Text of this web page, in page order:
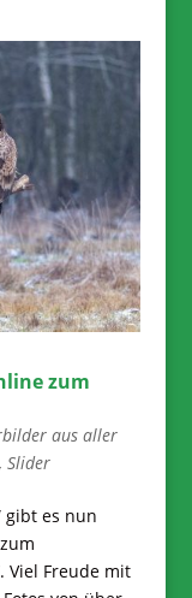
zum
aus aller
Slider
gibt es nun
Viel Freude mit